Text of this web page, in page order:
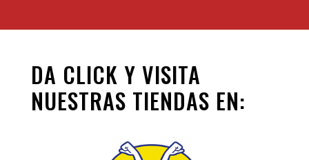
DA CLICK Y VISITA
NUESTRAS TIENDAS EN: